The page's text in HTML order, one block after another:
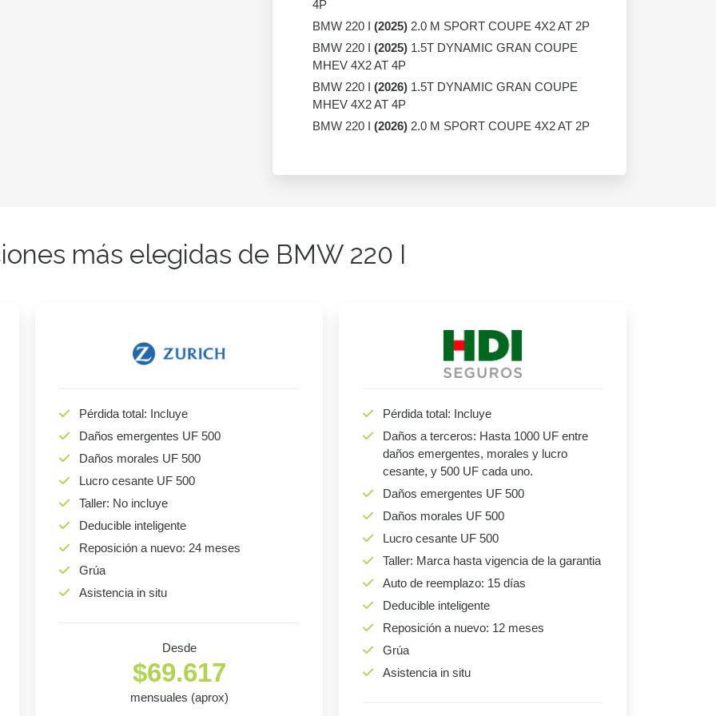
4P
BMW 220 I (2025) 2.0 M SPORT COUPE 4X2 AT 2P
BMW 220 I (2025) 1.5T DYNAMIC GRAN COUPE
MHEV 4X2 AT 4P
BMW 220 I (2026) 1.5T DYNAMIC GRAN COUPE
MHEV 4X2 AT 4P
BMW 220 I (2026) 2.0 M SPORT COUPE 4X2 AT 2P
más elegidas de BMW 220 I
Pérdida total: Incluye
Daños emergentes UF 500
Daños morales UF 500
Lucro cesante UF 500
Taller: No incluye
Deducible inteligente
Reposición a nuevo: 24 meses
Grúa
Asistencia in situ
Desde
$69.617
mensuales (aprox)
Pérdida total: Incluye
Daños a terceros: Hasta 1000 UF entre
daños emergentes, morales y lucro
cesante, y 500 UF cada uno.
Daños emergentes UF 500
Daños morales UF 500
Lucro cesante UF 500
Taller: Marca hasta vigencia de la garantia
Auto de reemplazo: 15 días
Deducible inteligente
Reposición a nuevo: 12 meses
Grúa
Asistencia in situ